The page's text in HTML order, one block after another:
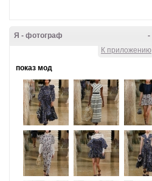
-
Я - фотограф
К приложению
показ мод